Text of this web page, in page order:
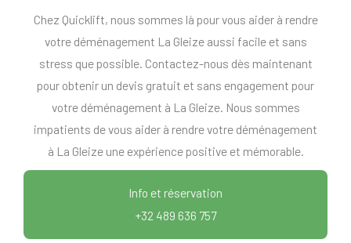
Chez Quicklift, nous sommes là pour vous aider à rendre
votre déménagement La Gleize aussi facile et sans
stress que possible. Contactez-nous dès maintenant
pour obtenir un devis gratuit et sans engagement pour
votre déménagement à La Gleize. Nous sommes
impatients de vous aider à rendre votre déménagement
à La Gleize une expérience positive et mémorable.
Info et réservation
+32 489 636 757